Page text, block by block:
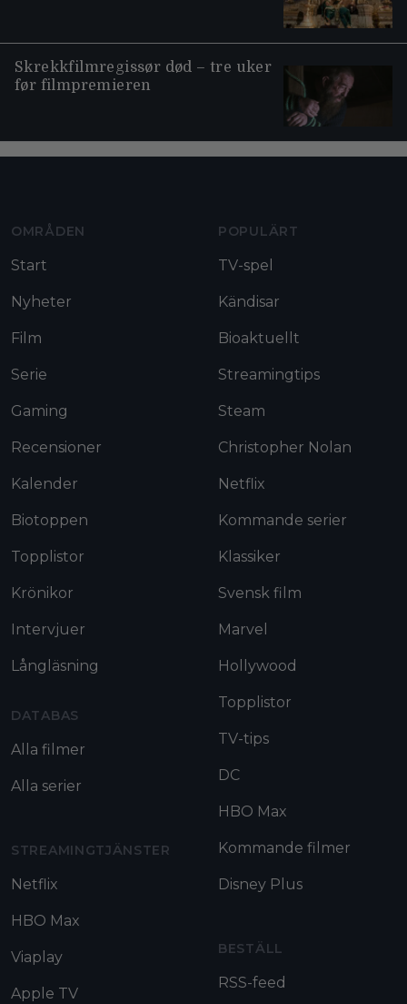
Skrekkfilmregissør død – tre uker
før filmpremieren
OMRÅDEN
Start
Nyheter
Film
Serie
Gaming
Recensioner
Kalender
Biotoppen
Topplistor
Krönikor
Intervjuer
Långläsning
DATABAS
Alla filmer
Alla serier
STREAMINGTJÄNSTER
Netflix
HBO Max
Viaplay
Apple TV
POPULÄRT
TV-spel
Kändisar
Bioaktuellt
Streamingtips
Steam
Christopher Nolan
Netflix
Kommande serier
Klassiker
Svensk film
Marvel
Hollywood
Topplistor
TV-tips
DC
HBO Max
Kommande filmer
Disney Plus
BESTÄLL
RSS-feed